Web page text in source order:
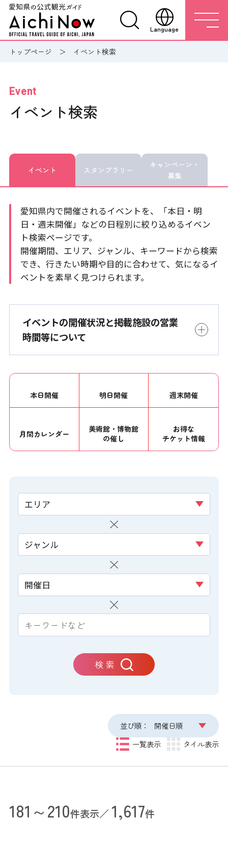
Language
トップページ イベント検索
Event
イベント検索
イベント スタンプラリー
キャンペーン・
募集
愛知県内で開催されるイベントを、「本日・明
日・週末開催」などの日程別に絞り込めるイベン
ト検索ページです。
開催期間、エリア、ジャンル、キーワードから検索
でき、行きたい時期や目的に合わせて、気になるイ
ベントを素早く見つけられます。
イベントの開催状況と掲載施設の営業
時間等について
本日開催 明日開催 週末開催
月間カレンダー
美術館・博物館
の催し
お得な
チケット情報
エリア
ジャンル
開催日
検 索
並び順：
開催日順
一覧表示
タイル表示
181～210件表示／ 1,617件